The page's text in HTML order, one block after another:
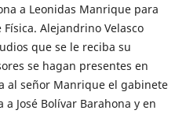
a Leonidas Manrique para
Alejandrino Velasco
que se le reciba su
se hagan presentes en
al señor Manrique el gabinete
José Bolívar Barahona y en